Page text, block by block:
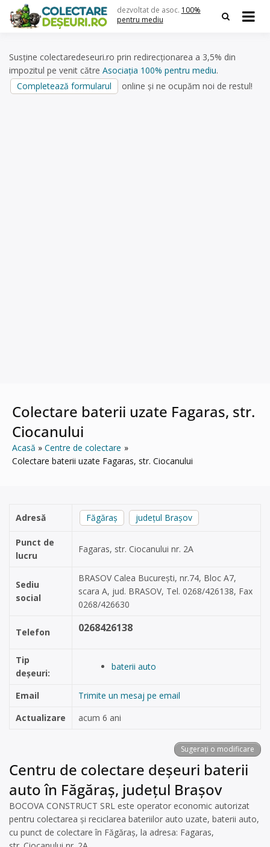
content
dezvoltat de asoc. 100%
pentru mediu
Susține colectaredeseuri.ro prin redirecționarea a 3,5% din
impozitul pe venit către Asociația 100% pentru mediu.
Completează formularul
online și ne ocupăm noi de restul!
Colectare baterii uzate Fagaras, str.
Ciocanului
Acasă
Centre de colectare
Colectare baterii uzate Fagaras, str. Ciocanului
Adresă Făgăraș județul Brașov
Punct de
lucru
Fagaras, str. Ciocanului nr. 2A
Sediu
social
BRASOV Calea București, nr.74, Bloc A7,
scara A, jud. BRASOV, Tel. 0268/426138, Fax
0268/426630
Telefon 0268426138
Tip
deșeuri:
baterii auto
Email
Trimite un mesaj pe email
Actualizare
acum 6 ani
Sugerați o modificare
Centru de colectare deșeuri baterii
auto în Făgăraș, județul Brașov
BOCOVA CONSTRUCT SRL este operator economic autorizat
pentru colectarea și reciclarea bateriilor auto uzate, baterii auto,
cu punct de colectare în Făgăraș, la adresa: Fagaras,